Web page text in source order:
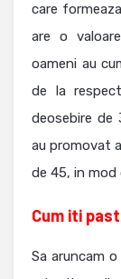
care
are o
oameni au
de la
deosebire de
au promovat
de 45, in mod
Cum iti
Sa aruncam